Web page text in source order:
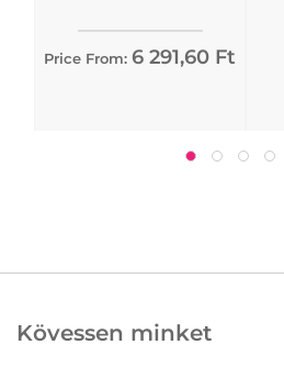
Price From: 6 291,60 Ft
Kövessen minket